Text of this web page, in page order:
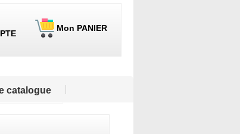
Mon PANIER
catalogue